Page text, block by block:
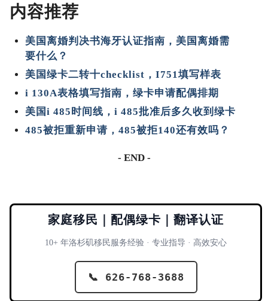
内容推荐
美国离婚判决书海牙认证指南，美国离婚需
要什么？
美国绿卡二转十checklist，I751填写样表
i 130A表格填写指南，绿卡申请配偶排期
美国i 485时间线，i 485批准后多久收到绿卡
485被拒重新申请，485被拒140还有效吗？
- END -
家庭移民｜配偶绿卡｜翻译认证
10+ 年洛杉矶移民服务经验 · 专业指导 · 高效安心
📞 626-768-3688